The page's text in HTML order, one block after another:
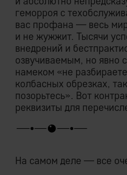
геморроя с
вас профана — весь
и не жужжит. Тысячи
внедрений и
озвучиваемым, но явно
намеком «не
колбасных обрезках,
позорьтесь». Вот
реквизиты для
На самом деле — все